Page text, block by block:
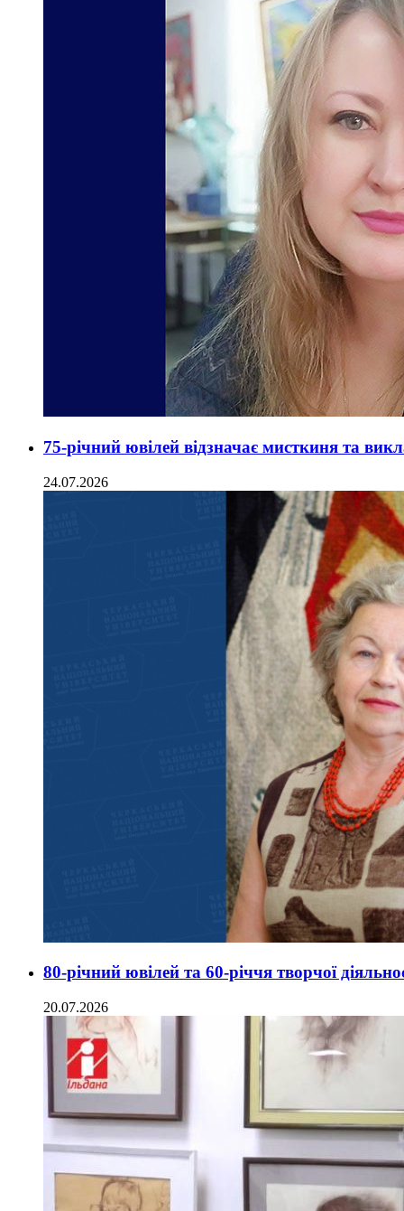
75-річний ювілей відзначає мисткиня та
24.07.2026
80-річний ювілей та 60-річчя творчої
20.07.2026